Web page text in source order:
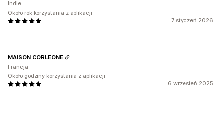
7 styczeń 2026
Indie
Około rok korzystania z aplikacji
6 wrzesień 2025
MAISON CORLEONE
Francja
Około godziny korzystania z aplikacji